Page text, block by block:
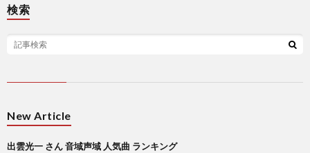
検索
New Article
出雲光一 さん 音域声域 人気曲 ランキング